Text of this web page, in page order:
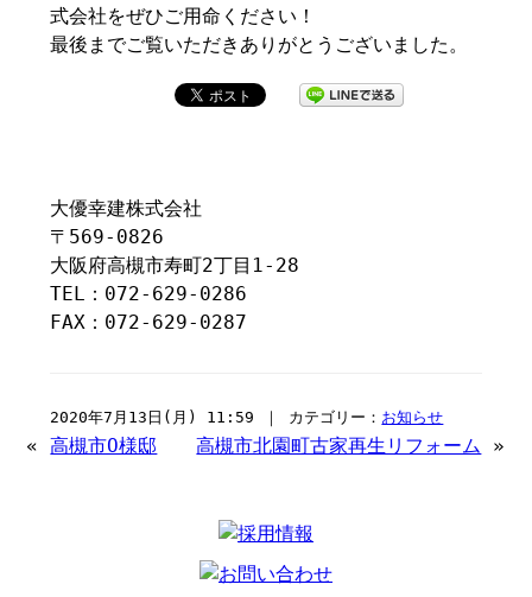
式会社をぜひご用命ください！
最後までご覧いただきありがとうございました。
大優幸建株式会社
〒569-0826
大阪府高槻市寿町2丁目1-28
TEL：072-629-0286
FAX：072-629-0287
2020年7月13日(月) 11:59 ｜ カテゴリー： お知らせ
«高槻市O様邸 高槻市北園町古家再生リフォーム »